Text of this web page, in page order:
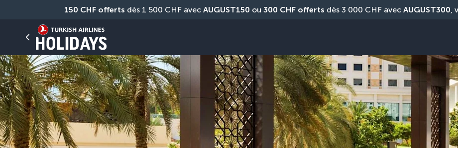
150 CHF offerts dès 1 500 CHF avec AUGUST150 ou 300 CHF offerts dès 3 000 CHF avec AUGUST300,